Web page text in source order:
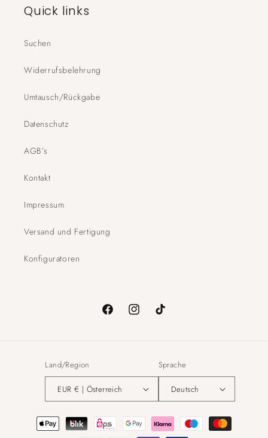
Quick links
Suchen
Widerrufsbelehrung
Umtausch/Rückgabe
Datenschutz
AGB´s
Kontakt
Impressum
Versand und Fertigung
Konfiguratoren
FacebookInstagramTikTok
Land/Region
EUR € | Österreich
Sprache
Deutsch
Zahlungsmethoden